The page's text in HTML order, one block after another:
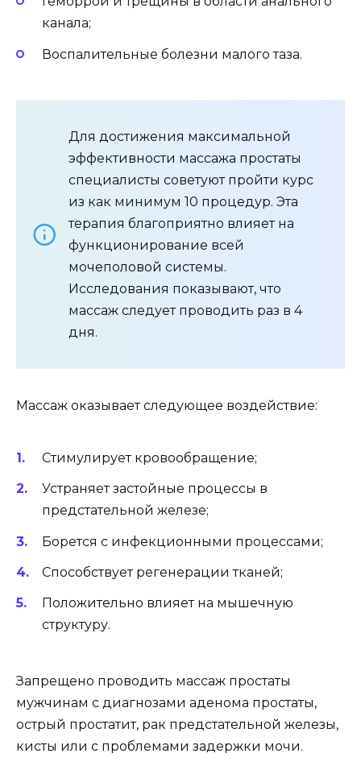
канала;
Воспалительные болезни малого таза.
Для достижения максимальной
эффективности массажа простаты
специалисты советуют пройти курс
из как минимум 10 процедур. Эта
терапия благоприятно влияет на
функционирование всей
мочеполовой системы.
Исследования показывают, что
массаж следует проводить раз в 4
дня.
Массаж оказывает следующее воздействие:
Стимулирует кровообращение;
Устраняет застойные процессы в
предстательной железе;
Борется с инфекционными процессами;
Способствует регенерации тканей;
Положительно влияет на мышечную
структуру.
Запрещено проводить массаж простаты
мужчинам с диагнозами аденома простаты,
острый простатит, рак предстательной железы,
кисты или с проблемами задержки мочи.